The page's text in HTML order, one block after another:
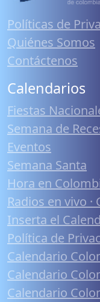
Políticas de
Quiénes Somos
Contáctenos
Calendarios
Fiestas
Semana de
Eventos
Semana Santa
Hora en
Radios en vivo ·
Inserta el
Política de
Calendario
Calendario
Calendario